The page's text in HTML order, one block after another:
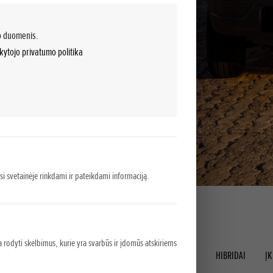
privatumo politika
svetainėje rinkdami ir pateikdami informaciją.
skelbimus, kurie yra svarbūs ir įdomūs atskiriems
HIBRIDAI